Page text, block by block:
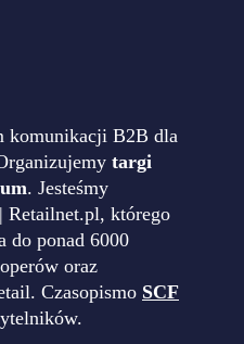
komunikacji B2B dla
targi
. Jesteśmy
Retailnet.pl, którego
do ponad 6000
oraz
Czasopismo SCF